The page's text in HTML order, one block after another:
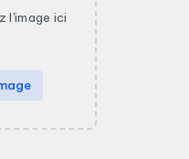
l'image ici